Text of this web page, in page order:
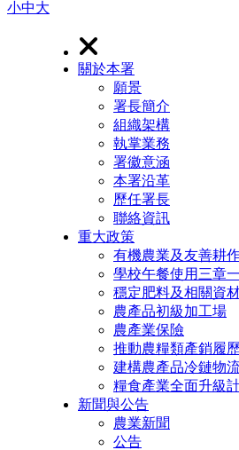
小中大
關於本署
願景
署長簡介
組織架構
執掌業務
署徽意涵
本署沿革
歷任署長
聯絡資訊
重大政策
有機農業及友善耕
學校午餐使用三章
穩定肥料及相關資
農產品初級加工場
農產業保險
推動農糧類產銷履
建構農產品冷鏈物
糧食產業全面升級
新聞與公告
農業新聞
公告